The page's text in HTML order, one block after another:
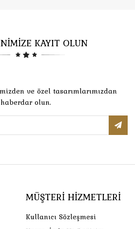
KAYIT OLUN
ve özel tasarımlarımızdan
haberdar olun.
MÜŞTERI HIZMETLERI
Kullanıcı Sözleşmesi